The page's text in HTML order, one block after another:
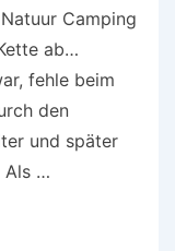
Camping
ab…
fehle beim
den
und später
Als …